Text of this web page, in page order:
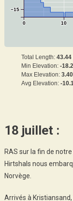
0 10
−15
Total Length: 43.44
Min Elevation: -
Max Elevation:
Avg Elevation: -
18 juillet :
RAS sur la fin de
Hirtshals nous
Norvège.
Arrivés à